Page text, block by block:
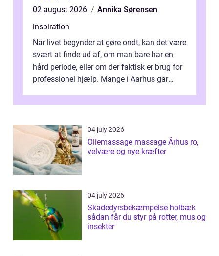
02 august 2026
Annika Sørensen
inspiration
Når livet begynder at gøre ondt, kan det være
svært at finde ud af, om man bare har en
hård periode, eller om der faktisk er brug for
professionel hjælp. Mange i Aarhus går
04 july 2026
Oliemassage massage Århus ro,
velvære og nye kræfter
04 july 2026
Skadedyrsbekæmpelse holbæk
sådan får du styr på rotter, mus og
insekter